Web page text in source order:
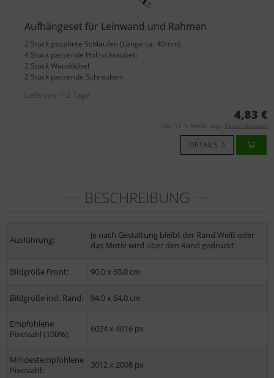
Aufhängeset für Leinwand und Rahmen
2 Stück gezahnte Schlaufen (Länge ca. 40mm)
4 Stück passende Holzschrauben
2 Stück Wanddübel
2 Stück passende Schrauben
Lieferzeit: 1-2 Tage
4,83 €
inkl. 19 % MwSt. zzgl. Versandkosten
DETAILS
BESCHREIBUNG
Ausführung:
Je nach Gestaltung bleibt der Rand Weiß oder
das Motiv wird über den Rand gedruckt
Bildgröße Front: 90,0 x 60,0 cm
Bildgröße incl. Rand: 94,0 x 64,0 cm
Empfohlene
Pixelzahl (100%):
6024 x 4016 px
Mindestempfohlene
Pixelzahl:
3012 x 2008 px